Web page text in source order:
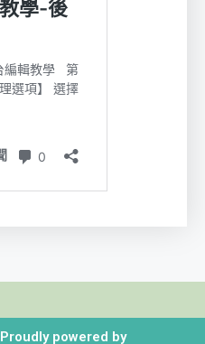
Proudly powered by